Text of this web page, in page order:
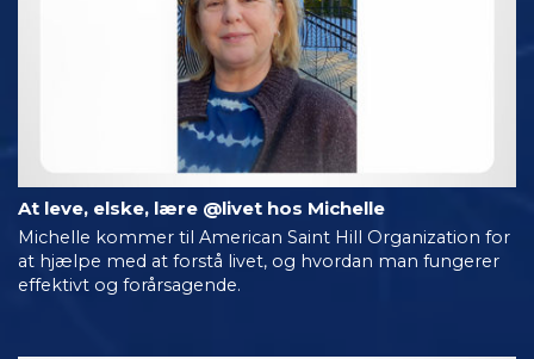
At leve, elske, lære @livet hos Michelle
Michelle kommer til American Saint Hill Organization for
at hjælpe med at forstå livet, og hvordan man fungerer
effektivt og forårsagende.